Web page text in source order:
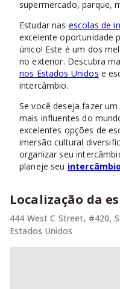
supermercado, parque,
Estudar nas escolas de
excelente oportunidade
único! Este é um dos
no exterior. Descubra
nos Estados Unidos e
intercâmbio.
Se você deseja fazer
mais influentes do
excelentes opções de
imersão cultural
organizar seu
planeje seu
Localização da
444 West C Street, #420,
Estados Unidos